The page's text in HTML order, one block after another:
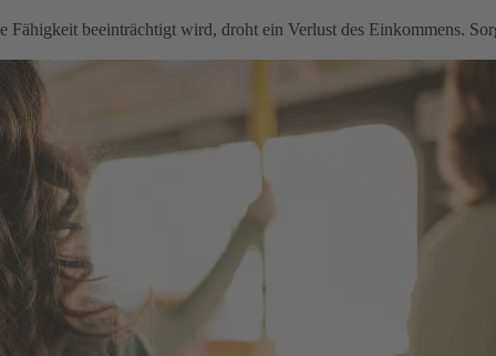
beeinträchtigt wird, droht ein Verlust des Einkommens.